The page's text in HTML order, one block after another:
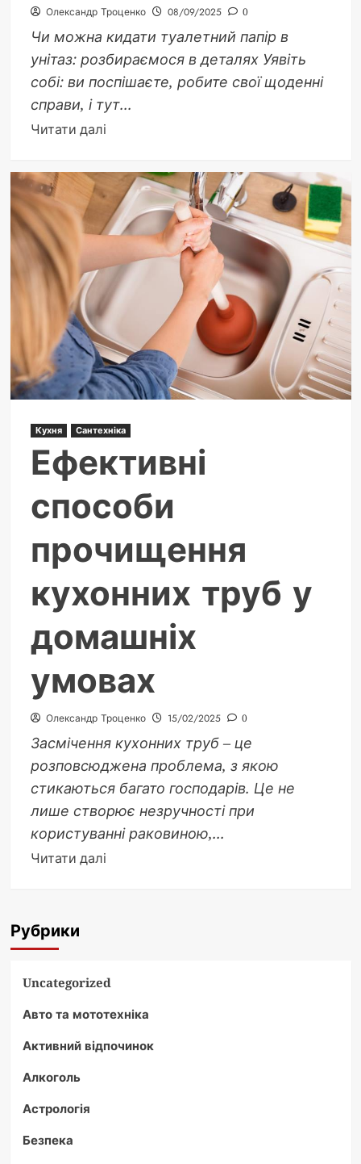
Олександр Троценко 08/09/2025 0
Чи можна кидати туалетний папір в
унітаз: розбираємося в деталях Уявіть
собі: ви поспішаєте, робите свої щоденні
справи, і тут...
Читати даліДокладніше
Чи
можна
кидати
туалетний
в
унітаз:
правда
ризики
Кухня Сантехніка
Ефективні
способи
прочищення
кухонних труб у
домашніх
умовах
Олександр Троценко 15/02/2025 0
Засмічення кухонних труб – це
розповсюджена проблема, з якою
стикаються багато господарів. Це не
лише створює незручності при
користуванні раковиною,...
Читати даліДокладніше
труб
домашніх
умовах
Рубрики
Uncategorized
Авто та мототехніка
Активний відпочинок
Алкоголь
Астрологія
Безпека